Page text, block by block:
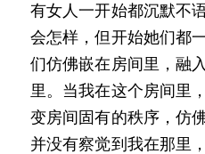
有女人一开始都沉默不
会怎样，但开始她们都
们仿佛嵌在房间里，融
里。当我在这个房间里
变房间固有的秩序，仿
并没有察觉到我在那里